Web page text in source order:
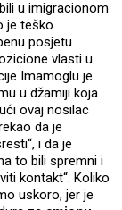
u imigracionom
je teško
posjetu
vlasti u
Imamoglu je
u džamiji koja
ovaj nosilac
da je
i da je
to bili spremni i
kontakt“. Koliko
uskoro, jer je